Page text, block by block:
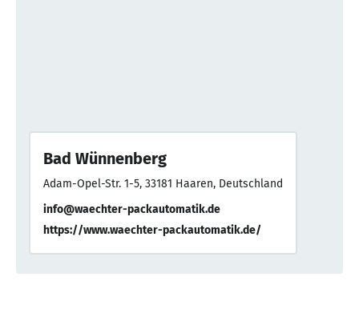
Bad Wünnenberg
Adam-Opel-Str. 1-5, 33181 Haaren, Deutschland
info@waechter-packautomatik.de
https://www.waechter-packautomatik.de/